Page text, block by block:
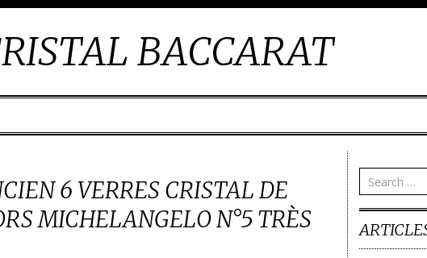
BACCARAT
6 VERRES CRISTAL DE
MICHELANGELO N°5 TRÈS